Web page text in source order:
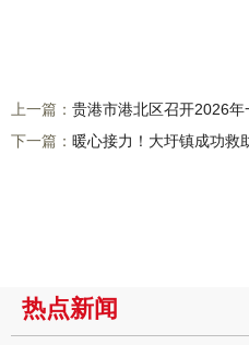
上一篇： 贵港市港北区召开2026
下一篇： 暖心接力！大圩镇成功救
热点新闻